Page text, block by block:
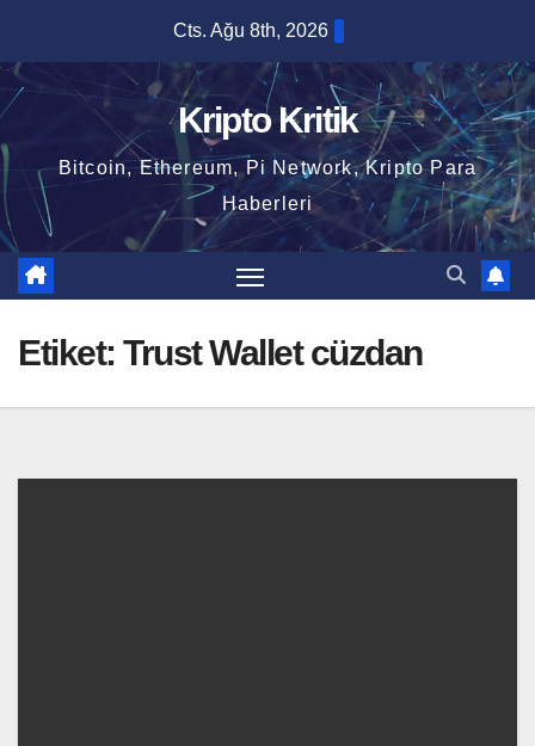
content
Cts. Ağu 8th, 2026
Kripto Kritik
Bitcoin, Ethereum, Pi Network, Kripto Para
Haberleri
Etiket: Trust Wallet cüzdan